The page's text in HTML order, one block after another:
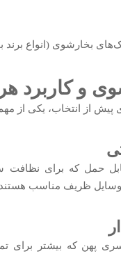
و کاربرد
از انتخاب، یکی از
حمل که برای نظافت
ظریف مناسب
پهن که بیشتر برای